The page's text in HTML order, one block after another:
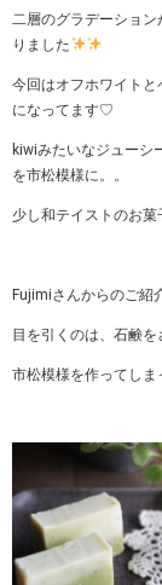
二層のグラデーショ
りました
今回はオフホワイトと
になってます♡
kiwiみたいなジューシ
を市松模様に。。
少し和テイストのお
Fujimiさんからのご紹
目を引くのは、石鹸
市松模様を作ってしま